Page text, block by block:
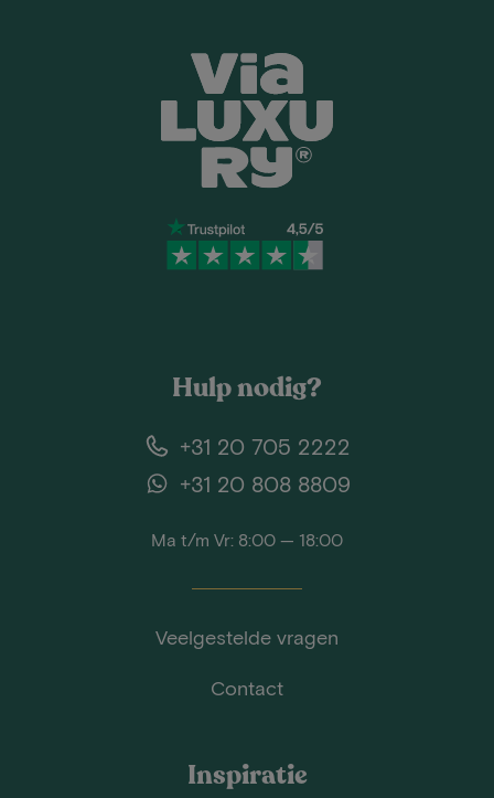
Hulp nodig?
+31 20 705 2222
+31 20 808 8809
Ma t/m Vr: 8:00 — 18:00
Veelgestelde vragen
Contact
Inspiratie